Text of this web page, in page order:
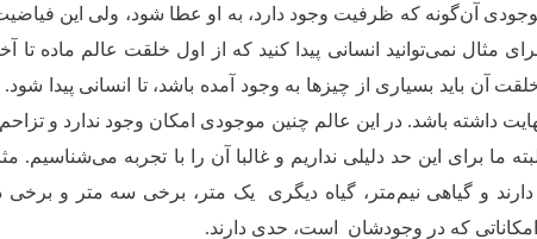
آن‌گونه که ظرفیت وجود دارد، به او عطا شود، ولی این
مثال نمی‌توانید انسانی پیدا کنید که از اول خلقت عالم ماده تا
باید بسیاری از چیزها به وجود آمده باشد، تا انسانی پیدا شود.
داشته باشد. ‌در این عالم چنین موجودی امکان وجود ندارد و
ما برای این حد دلیلی نداریم و غالبا آن را با تجربه
و گیاهی نیم‌متر، گیاه دیگری یک متر، برخی سه متر و برخی
که در وجودشان است، حدی دارند.